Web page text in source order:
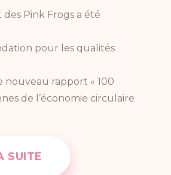
des Pink Frogs a été
pour les qualités
nouveau rapport « 100
de l’économie circulaire
SUITE